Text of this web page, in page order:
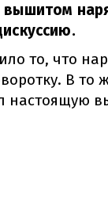
вышитом
то, что
В то
настоящую